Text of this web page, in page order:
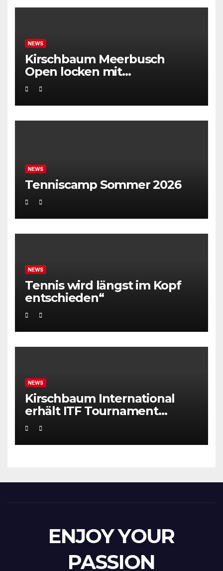
NEWS
Kirschbaum Meerbusch
Open locken mit
Weltklassetennis
NEWS
Tenniscamp Sommer 2026
NEWS
Tennis wird längst im Kopf
entschieden“
NEWS
Kirschbaum International
erhält ITF Tournament
Recognition Award 2025
ENJOY YOUR
PASSION